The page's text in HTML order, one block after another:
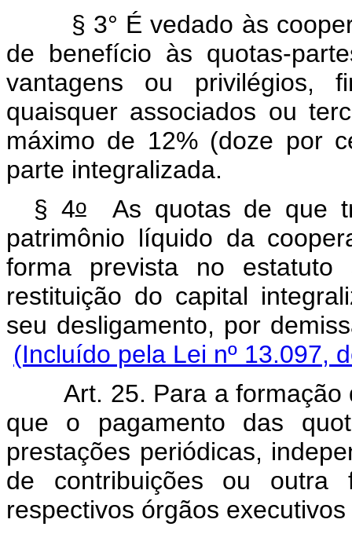
§ 3° É vedado às
de benefício às quotas-
vantagens ou privilégios,
quaisquer associados ou
máximo de 12% (doze por
parte integralizada.
§ 4oAs quotas de que
patrimônio líquido da
forma prevista no
restituição do capital
seu desligamento, por
(Incluído pela Lei nº 13.097,
Art. 25. Para a
que o pagamento das
prestações periódicas,
de contribuições ou outra
respectivos órgãos